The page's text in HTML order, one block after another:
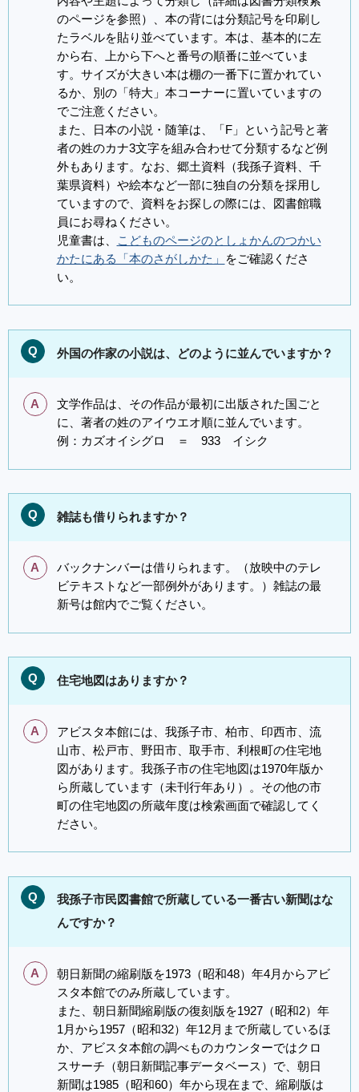
のページを参照）、本の背には分類記号を印刷し
たラベルを貼り並べています。本は、基本的に左
から右、上から下へと番号の順番に並べていま
す。サイズが大きい本は棚の一番下に置かれてい
るか、別の「特大」本コーナーに置いていますの
でご注意ください。
また、日本の小説・随筆は、「F」という記号と著
者の姓のカナ3文字を組み合わせて分類するなど例
外もあります。なお、郷土資料（我孫子資料、千
葉県資料）や絵本など一部に独自の分類を採用し
ていますので、資料をお探しの際には、図書館職
員にお尋ねください。
児童書は、
こどものページのとしょかんのつかい
かたにある「本のさがしかた」
をご確認くださ
い。
Q 外国の作家の小説は、どのように並んでいますか？
A
文学作品は、その作品が最初に出版された国ごと
に、著者の姓のアイウエオ順に並んでいます。
例：カズオイシグロ ＝ 933 イシク
Q 雑誌も借りられますか？
A
バックナンバーは借りられます。（放映中のテレ
ビテキストなど一部例外があります。）雑誌の最
新号は館内でご覧ください。
Q 住宅地図はありますか？
A
アビスタ本館には、我孫子市、柏市、印西市、流
山市、松戸市、野田市、取手市、利根町の住宅地
図があります。我孫子市の住宅地図は1970年版か
ら所蔵しています（未刊行年あり）。その他の市
町の住宅地図の所蔵年度は検索画面で確認してく
ださい。
Q
我孫子市民図書館で所蔵している一番古い新聞はな
んですか？
A
朝日新聞の縮刷版を1973（昭和48）年4月からアビ
スタ本館でのみ所蔵しています。
また、朝日新聞縮刷版の復刻版を1927（昭和2）年
1月から1957（昭和32）年12月まで所蔵しているほ
か、アビスタ本館の調べものカウンターではクロ
スサーチ（朝日新聞記事データベース）で、朝日
新聞は1985（昭和60）年から現在まで、縮刷版は